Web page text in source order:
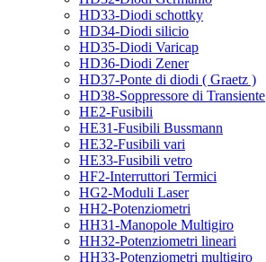
HD33-Diodi schottky
HD34-Diodi silicio
HD35-Diodi Varicap
HD36-Diodi Zener
HD37-Ponte di diodi ( Graetz )
HD38-Soppressore di Transiente
HE2-Fusibili
HE31-Fusibili Bussmann
HE32-Fusibili vari
HE33-Fusibili vetro
HF2-Interruttori Termici
HG2-Moduli Laser
HH2-Potenziometri
HH31-Manopole Multigiro
HH32-Potenziometri lineari
HH33-Potenziometri multigiro